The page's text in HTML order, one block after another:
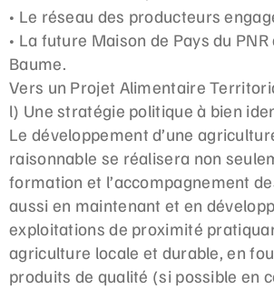
• Le réseau des producteurs
• La future Maison de Pays du
Baume.
Vers un Projet Alimentaire
l) Une stratégie politique à bien
Le développement d’une
raisonnable se réalisera non
formation et l’accompagnement
aussi en maintenant et en
exploitations de proximité
agriculture locale et durable, en
produits de qualité (si possible en